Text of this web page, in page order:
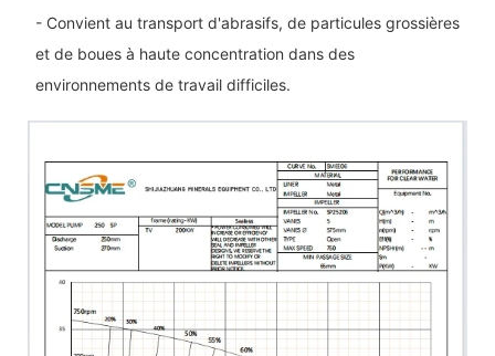
- Convient au transport d'abrasifs, de particules grossières
et de boues à haute concentration dans des
environnements de travail difficiles.